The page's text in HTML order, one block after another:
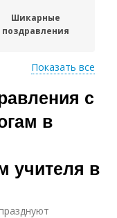
Шикарные
поздравления
Оригинальное
поздравление
Короткие
поздравления
Показать все
с
в
учителя в